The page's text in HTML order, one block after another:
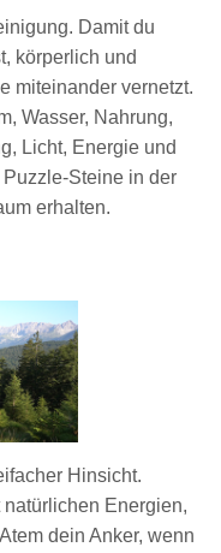
Damit du
körperlich und
miteinander vernetzt.
Wasser, Nahrung,
Licht, Energie und
Steine in der
erhalten.
Hinsicht.
Energien,
dein Anker, wenn